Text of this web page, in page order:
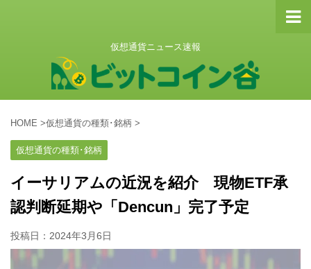
仮想通貨ニュース速報
HOME >仮想通貨の種類･銘柄 >
仮想通貨の種類･銘柄
イーサリアムの近況を紹介 現物ETF承
認判断延期や「Dencun」完了予定
投稿日： 2024年3月6日